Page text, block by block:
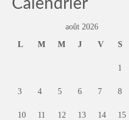
Calendrier
août 2026
L
M M J V S
1
3 4 5 6 7 8
10 11 12 13 14 15